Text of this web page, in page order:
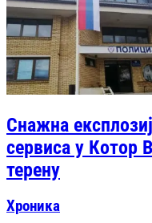
Снажна
сервиса у Котор
терену
Хроника